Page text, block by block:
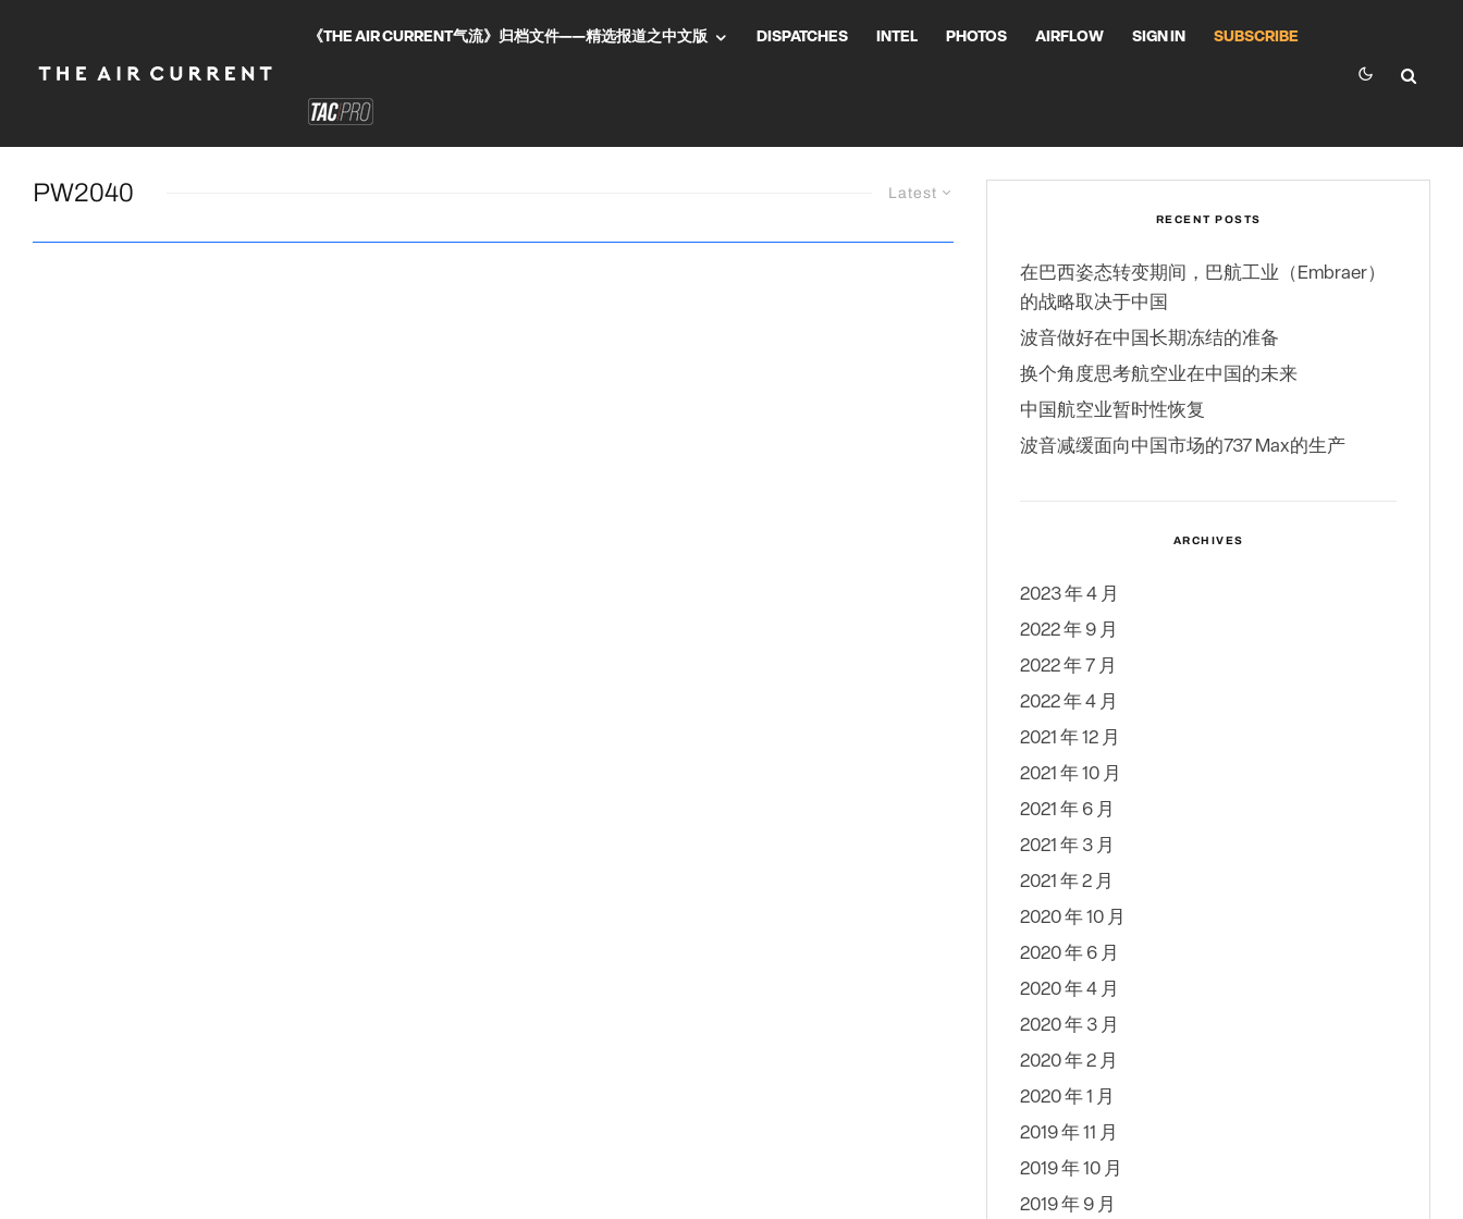
《THE AIR CURRENT气流》归档文件——精选报道之中文版 DISPATCHES INTEL PHOTOS AIRFLOW SIGN IN SUBSCRIBE
Latest
PW2040
RECENT POSTS
在巴西姿态转变期间，巴航工业（Embraer）
的战略取决于中国
波音做好在中国长期冻结的准备
换个角度思考航空业在中国的未来
中国航空业暂时性恢复
波音减缓面向中国市场的737 Max的生产
ARCHIVES
2023 年 4 月
2022 年 9 月
2022 年 7 月
2022 年 4 月
2021 年 12 月
2021 年 10 月
2021 年 6 月
2021 年 3 月
2021 年 2 月
2020 年 10 月
2020 年 6 月
2020 年 4 月
2020 年 3 月
2020 年 2 月
2020 年 1 月
2019 年 11 月
2019 年 10 月
2019 年 9 月